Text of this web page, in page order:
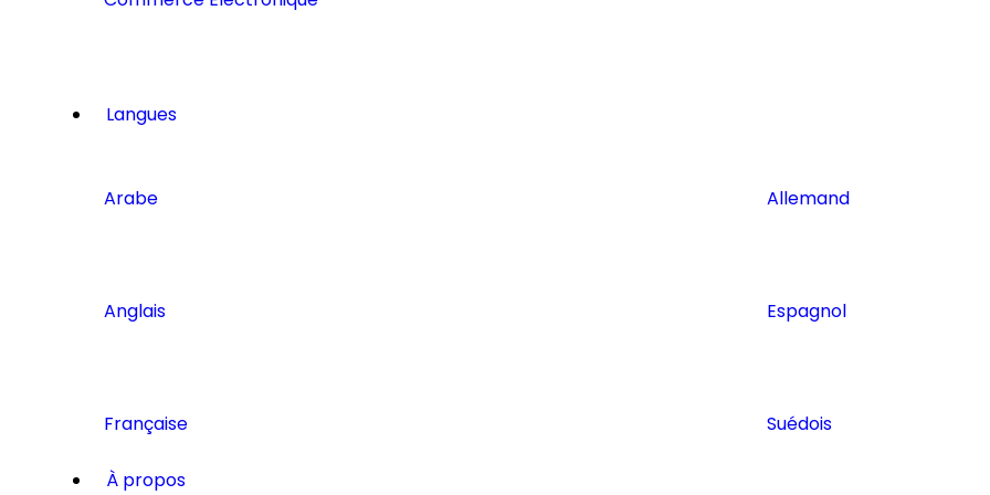
Langues
Arabe
Anglais
Française
Allemand
Espagnol
Suédois
À propos